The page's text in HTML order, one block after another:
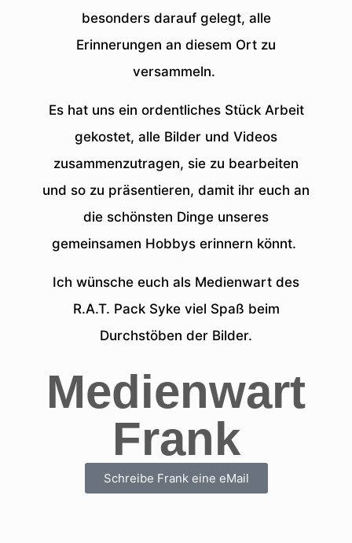
besonders darauf gelegt, alle
Erinnerungen an diesem Ort zu
versammeln.
Es hat uns ein ordentliches Stück Arbeit
gekostet, alle Bilder und Videos
zusammenzutragen, sie zu bearbeiten
und so zu präsentieren, damit ihr euch an
die schönsten Dinge unseres
gemeinsamen Hobbys erinnern könnt.
Ich wünsche euch als Medienwart des
R.A.T. Pack Syke viel Spaß beim
Durchstöben der Bilder.
Medienwart
Frank
Schreibe Frank eine eMail